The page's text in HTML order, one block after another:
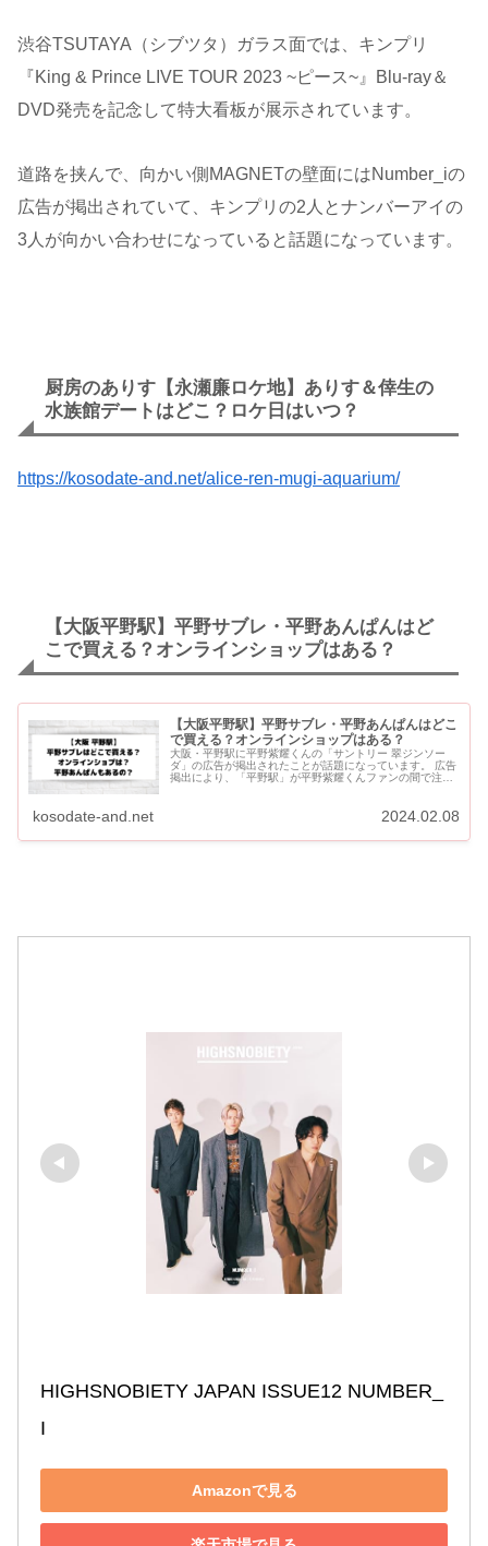
渋谷TSUTAYA（シブツタ）ガラス面では、キンプリ
『King & Prince LIVE TOUR 2023 ~ピース~』Blu-ray＆
DVD発売を記念して特大看板が展示されています。
道路を挟んで、向かい側MAGNETの壁面にはNumber_iの
広告が掲出されていて、キンプリの2人とナンバーアイの
3人が向かい合わせになっていると話題になっています。
厨房のありす【永瀬廉ロケ地】ありす＆倖生の
水族館デートはどこ？ロケ日はいつ？
https://kosodate-and.net/alice-ren-mugi-aquarium/
【大阪平野駅】平野サブレ・平野あんぱんはど
こで買える？オンラインショップはある？
【大阪平野駅】平野サブレ・平野あんぱんはどこ
で買える？オンラインショップはある？
大阪・平野駅に平野紫耀くんの「サントリー 翠ジンソー
ダ」の広告が掲出されたことが話題になっています。 広告
掲出により、「平野駅」が平野紫耀くんファンの間で注目
kosodate-and.net 2024.02.08
HIGHSNOBIETY JAPAN ISSUE12 NUMBER_
I
Amazonで見る